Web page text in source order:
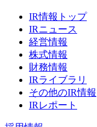
IR情報トップ
IRニュース
経営情報
株式情報
財務情報
IRライブラリ
その他のIR情報
IRレポート